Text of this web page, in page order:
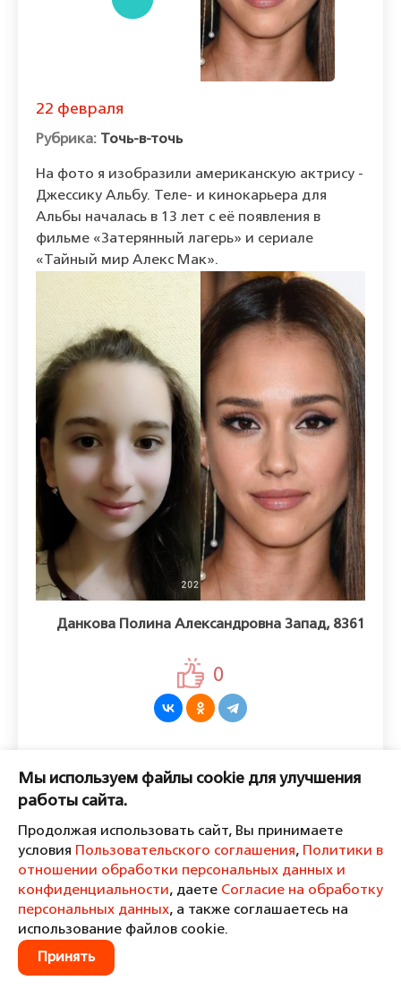
22 февраля
Точь-в-точь
На фото я изобразили американскую актрису -
Джессику Альбу. Теле- и кинокарьера для
Альбы началась в 13 лет с её появления в
фильме «Затерянный лагерь» и сериале
«Тайный мир Алекс Мак».
Данкова Полина Александровна Запад, 8361
0
Пожалуйста, войдите, чтобы
комментировать.
Пользовательское соглашение
Политика в отношении обработки персональных данных и
Согласие на обработку персональных данных
Мы используем файлы cookie для улучшения
работы сайта.
Продолжая использовать сайт, Вы принимаете
условия Пользовательского соглашения, Политики в
отношении обработки персональных данных и
конфиденциальности, даете Согласие на обработку
персональных данных, а также соглашаетесь на
использование файлов cookie.
Принять